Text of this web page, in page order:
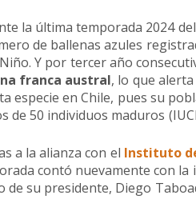
la última temporada 2024
de ballenas azules
Y por tercer año
franca austral, lo que
especie en Chile, pues su
de 50 individuos maduros
a la alianza con el Instituto
contó nuevamente con
de su presidente, Diego